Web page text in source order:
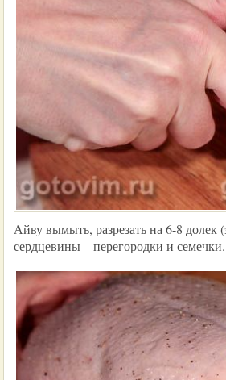
Айву вымыть, разрезать на 6-8 долек
сердцевины – перегородки и семечки.